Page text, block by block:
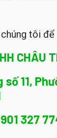
chúng tôi
CHÂU
11,
327